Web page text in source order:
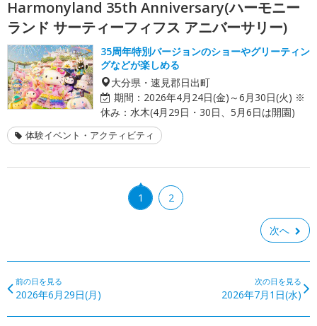
Harmonyland 35th Anniversary(ハーモニー
ランド サーティーフィフス アニバーサリー)
35周年特別バージョンのショーやグリーティン
グなどが楽しめる
大分県・速見郡日出町
期間： 2026年4月24日(金)～6月30日(火) ※
休み：水木(4月29日・30日、5月6日は開園)
体験イベント・アクティビティ
1 2
次へ
前の日を見る
2026年6月29日(月)
次の日を見る
2026年7月1日(水)